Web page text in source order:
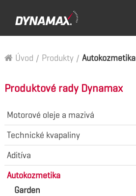
Úvod / Produkty / Autokozmetika
Produktové rady Dynamax
Motorové oleje a mazivá
Technické kvapaliny
Aditíva
Autokozmetika
Garden